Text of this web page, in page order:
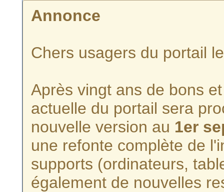
Annonce
Chers usagers du portail
Après vingt ans de bons
actuelle du portail sera
nouvelle version au 1er
une refonte complète de
supports (ordinateurs,
également de nouvelles